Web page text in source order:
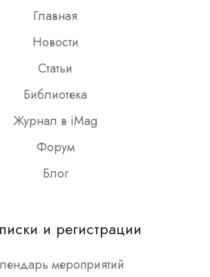
Главная
Новости
Статьи
Библиотека
Журнал в iMag
Форум
Блог
и регистрации
мероприятий